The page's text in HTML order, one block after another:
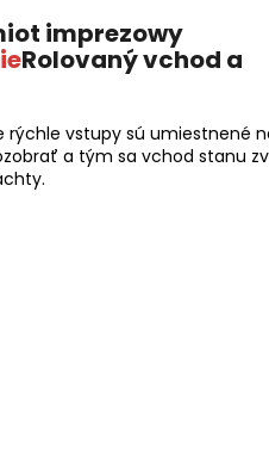
Rolovaný vchod a
rýchle vstupy sú umiestnené
a tým sa vchod stanu